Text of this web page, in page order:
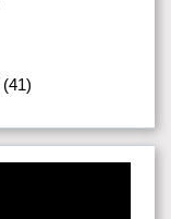
(41)